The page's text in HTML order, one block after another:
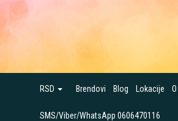
RSD Brendovi Blog Lokacije
SMS/Viber/WhatsApp 0606470116